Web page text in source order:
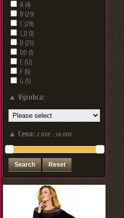
A (4)
B (29)
C (28)
C,D (1)
D (25)
DD (1)
E (12)
F (6)
G (5)
▲ Výrobca:
▲ Cena: 2.00€ - 34.00€